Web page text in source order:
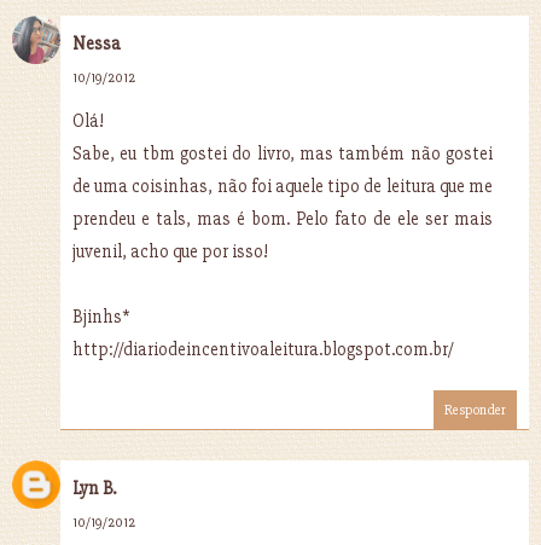
Nessa
10/19/2012
Olá!
Sabe, eu tbm gostei do livro, mas também não gostei
de uma coisinhas, não foi aquele tipo de leitura que me
prendeu e tals, mas é bom. Pelo fato de ele ser mais
juvenil, acho que por isso!
Bjinhs*
http://diariodeincentivoaleitura.blogspot.com.br/
Responder
Lyn B.
10/19/2012